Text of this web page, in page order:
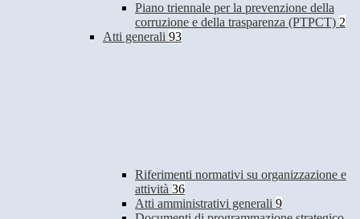
Piano triennale per la prevenzione della
corruzione e della trasparenza (PTPCT) 2
Atti generali 93
Riferimenti normativi su organizzazione e
attività 36
Atti amministrativi generali 9